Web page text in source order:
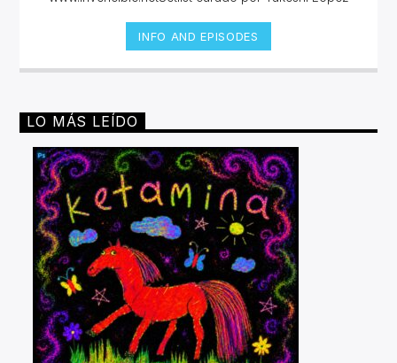
INFO AND EPISODES
LO MÁS LEÍDO